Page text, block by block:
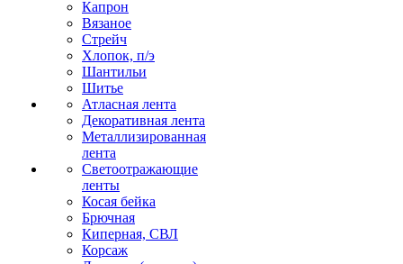
Капрон
Вязаное
Стрейч
Хлопок, п/э
Шантильи
Шитье
Атласная лента
Декоративная лента
Металлизированная
лента
Светоотражающие
ленты
Косая бейка
Брючная
Киперная, СВЛ
Корсаж